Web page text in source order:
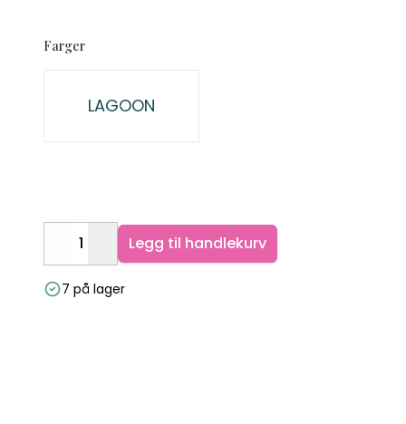
Farger
Velg en Farger
LAGOON
DecreaseIncrease
Legg til handlekurv
7 på lager